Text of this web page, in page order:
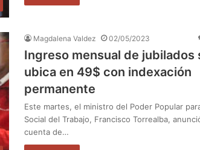
Magdalena Valdez 02/05/2023
Ingreso mensual de jubilados
ubica en 49$ con indexación
permanente
Este martes, el ministro del Poder Popular
Social del Trabajo, Francisco Torrealba,
cuenta de…